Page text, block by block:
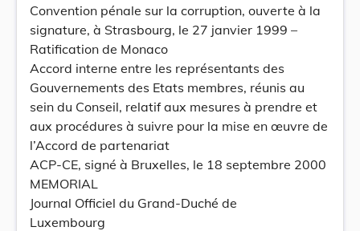
Convention pénale sur la corruption, ouverte à la
signature, à Strasbourg, le 27 janvier 1999 –
Ratification de Monaco
Accord interne entre les représentants des
Gouvernements des Etats membres, réunis au
sein du Conseil, relatif aux mesures à prendre et
aux procédures à suivre pour la mise en œuvre de
l’Accord de partenariat
ACP-CE, signé à Bruxelles, le 18 septembre 2000
MEMORIAL
Journal Officiel du Grand-Duché de
Luxembourg